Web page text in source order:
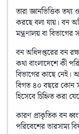
তারা জ্ঞানভিত্তিক
করছে বলা যায়। বন
মন্ত্রণালয় বা
বন অধিদপ্তরের বন
কথা বাংলাদেশে কী
বিভাগের কাছে নেই।
বিগত ৪০ বছরে কোন
হিসেবে চিহ্নিত করা
কারণ প্রাকৃতিক বন
পরিবেশের ভারসাম্য